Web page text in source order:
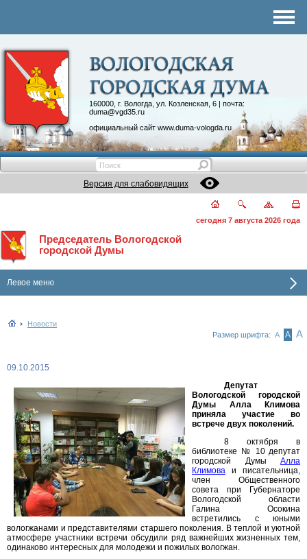
160000, г. Вологда, ул. Козленская, 6 | почта:
duma@vgd35.ru
официальный сайт www.duma-vologda.ru
Контакты
Депутатские объединения
Версия для слабовидящих
сегодня 7 августа 2026 года
Председатель Вологодской
городской Думы
Левое меню
Новости
Размер шрифта: А А А
09.10.2015
Депутат
Вологодской городской
Думы Алла Климова
приняла участие во
встрече двух поколений.
8 октября в
библиотеке № 10 депутат
городской Думы Алла
Климова и писательница,
член Общественного
совета при Губернаторе
Вологодской области
Галина Осокина
встретились с юными
вологжанами и представителями старшего поколения. В теплой и уютной
атмосфере участники встречи обсудили ряд важнейших жизненных тем,
одинаково интересных для молодежи и пожилых вологжан.